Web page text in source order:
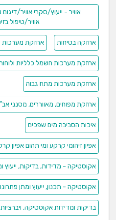
בדיקות
ניטור של חומרים כימיים
גורמים פיסיקליים (רעש, מיפוי
(עובש, פטריות, חיידקים) תנאים
(זרימת אוויר, תחלופת אוויר
פתרונות מיגון
החשמל והרדיו (RFI, EMI)
חטיבת מיגון הקרינה של
מערכות מיגון קרינה מתקדמות.
של א.מ.נ. פועלת בכל
מערכות מיגון למוסדות
גדולות, בנקים ועוד.
הפחתת הקרינה בסביבת מתקני
אוויר - ייעוץ/סקרי אוויר/דיגום
אוויר/טיפול
אחזקה בטיחות אחזקת מערכות
אחזקת מערכות חשמל כלליות
אחזקת מערכות מתח גבוה
אחזקת מפוחים, מאווררים, מסנני
איכות הסביבה מים שפכים
אפיון זיהומי קרקע ומי תהום אפיון
אקוסטיקה - מדידות, בדיקות, ייעוץ
אקוסטיקה - תכנון, ייעוץ ומתן
בדיקות ומדידות אקוסטיקה,